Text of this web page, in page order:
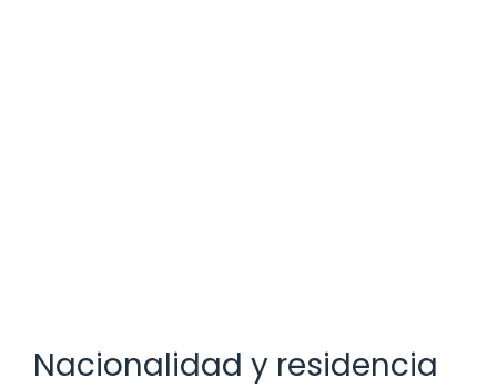
Nacionalidad y residencia